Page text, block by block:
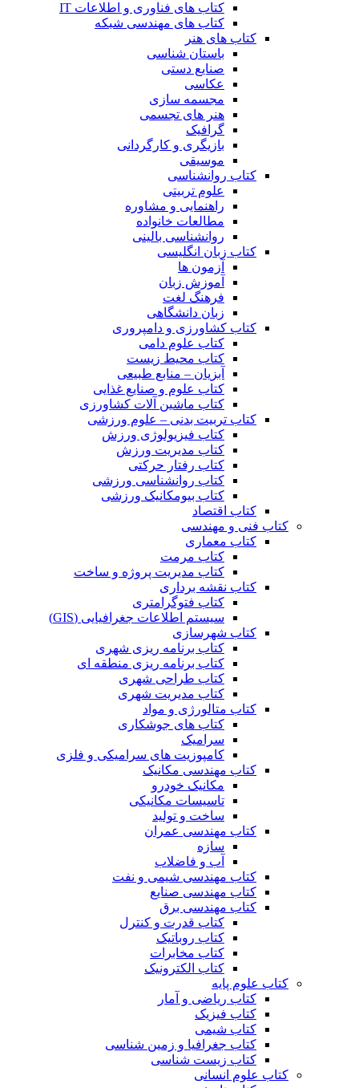
کتاب های فناوری و اطلاعات IT
کتاب های مهندسی شبکه
کتاب های هنر
باستان شناسی
صنایع دستی
عکاسی
مجسمه سازی
هنر های تجسمی
گرافیک
بازیگری و کارگردانی
موسیقی
کتاب روانشناسی
علوم تربیتی
راهنمایی و مشاوره
مطالعات خانواده
روانشناسی بالینی
کتاب زبان انگلیسی
آزمون ها
آموزش زبان
فرهنگ لغت
زبان دانشگاهی
کتاب کشاورزی و دامپروری
کتاب علوم دامی
کتاب محیط زیست
آبزیان – منابع طبیعی
کتاب علوم و صنایع غذایی
کتاب ماشین آلات کشاورزی
کتاب تربیت بدنی – علوم ورزشی
کتاب فیزیولوژی ورزش
کتاب مدیریت ورزش
کتاب رفتار حرکتی
کتاب روانشناسی ورزشی
کتاب بیومکانیک ورزشی
کتاب اقتصاد
کتاب فنی و مهندسی
کتاب معماری
کتاب مرمت
کتاب مدیریت پروژه و ساخت
کتاب نقشه برداری
کتاب فتوگرامتری
سیستم اطلاعات جغرافیایی (GIS)
کتاب شهرسازی
کتاب برنامه ریزی شهری
کتاب برنامه ریزی منطقه ای
کتاب طراحی شهری
کتاب مدیریت شهری
کتاب متالورژی و مواد
کتاب های جوشکاری
سرامیک
کامپوزیت های سرامیکی و فلزی
کتاب مهندسی مکانیک
مکانیک خودرو
تاسیسات مکانیکی
ساخت و تولید
کتاب مهندسی عمران
سازه
آب و فاضلاب
کتاب مهندسی شیمی و نفت
کتاب مهندسی صنایع
کتاب مهندسی برق
کتاب قدرت و کنترل
کتاب روباتیک
کتاب مخابرات
کتاب الکترونیک
کتاب علوم پایه
کتاب ریاضی و آمار
کتاب فیزیک
کتاب شیمی
کتاب جغرافیا و زمین شناسی
کتاب زیست شناسی
کتاب علوم انسانی